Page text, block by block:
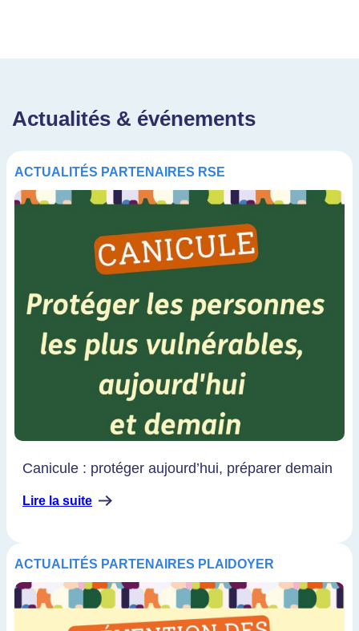
Actualités & événements
ACTUALITÉS PARTENAIRES RSE
Canicule : protéger aujourd’hui, préparer demain
Lire la suite
ACTUALITÉS PARTENAIRES PLAIDOYER